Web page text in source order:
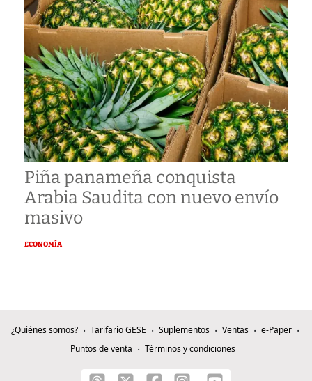
Piña panameña conquista
Arabia Saudita con nuevo envío
masivo
ECONOMÍA
¿Quiénes somos? Tarifario GESE Suplementos Ventas
e-Paper
Puntos de venta
Términos y condiciones